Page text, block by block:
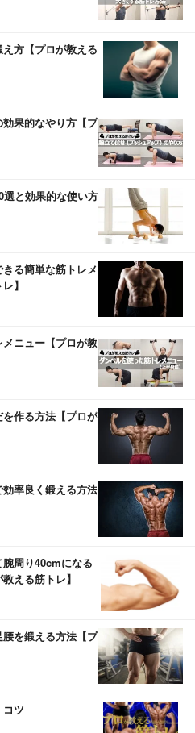
方【プロが教える
果的なやり方【プ
と効果的な使い方
る簡単な筋トレメ
】
ニュー【プロが教
作る方法【プロが
率良く鍛える方法
腕周り40cmになる
える筋トレ】
を鍛える方法【プ
ツ